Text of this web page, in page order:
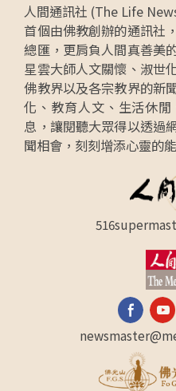
人間通訊社 (The Life
首個由佛教創辦的通訊社
總匯，更肩負人間真善美
星雲大師人文關懷、淑世
佛教界以及各宗教界的新
化、教育人文、生活休
息，讓閱聽大眾得以透過
聞相會，刻刻增添心靈的